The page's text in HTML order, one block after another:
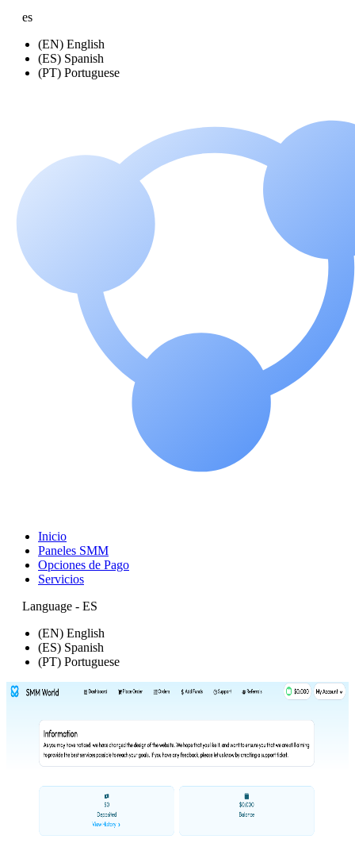
es
(EN) English
(ES) Spanish
(PT) Portuguese
Inicio
Paneles SMM
Opciones de Pago
Servicios
Language - ES
(EN) English
(ES) Spanish
(PT) Portuguese